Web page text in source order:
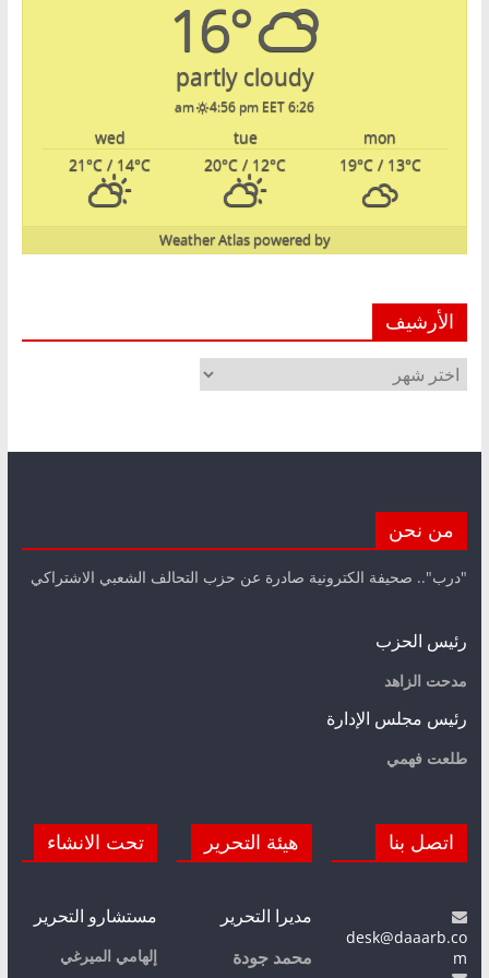
16°
partly cloudy
6:26 am
4:56 pm EET
mon
tue
wed
19°C/ 13°C
20°C / 12°C
21°C / 14°C
powered by
Weather Atlas
الأرشيف
الأرشيف
من نحن
"درب".. صحيفة الكترونية صادرة عن حزب التحالف الشعبي الاشتراكي
رئيس الحزب
مدحت الزاهد
رئيس مجلس الإدارة
طلعت فهمي
اتصل بنا
desk@daaarb.co
m
هيئة التحرير
مديرا التحرير
محمد جودة
تحت الانشاء
مستشارو التحرير
إلهامي الميرغي